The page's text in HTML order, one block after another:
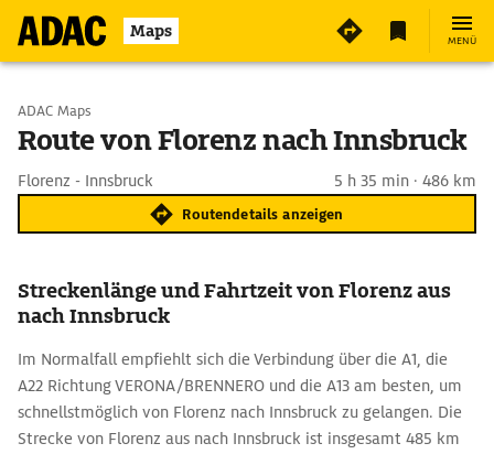
Maps MENÜ
Start wählen
ADAC Maps
Route von Florenz nach Innsbruck
Florenz - Innsbruck 5 h 35 min · 486 km
Routendetails anzeigen
Streckenlänge und Fahrtzeit von Florenz aus
nach Innsbruck
Im Normalfall empfiehlt sich die Verbindung über die A1, die
A22 Richtung VERONA/BRENNERO und die A13 am besten, um
schnellstmöglich von Florenz nach Innsbruck zu gelangen. Die
Strecke von Florenz aus nach Innsbruck ist insgesamt 485 km